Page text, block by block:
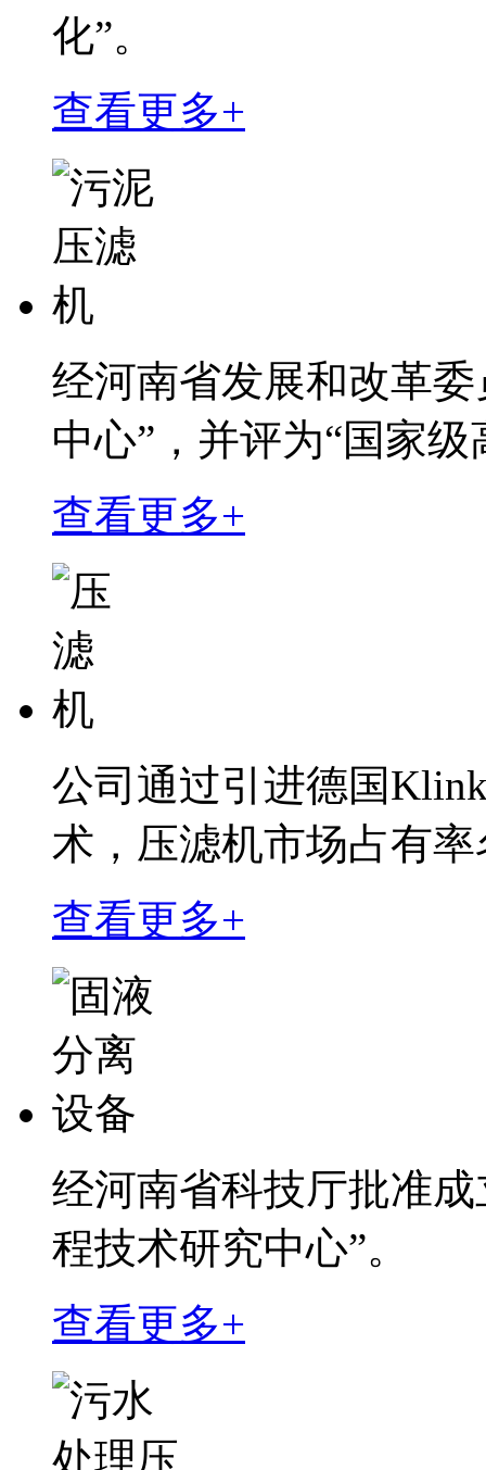
化”。
查看更多+
经河南省发展和改革
中心”，并评为“国家
查看更多+
公司通过引进德国
术，压滤机市场占有
查看更多+
经河南省科技厅批准
程技术研究中心”。
查看更多+